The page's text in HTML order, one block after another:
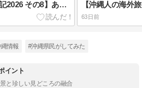
【沖縄人の海外旅行記2026 その8】あのお方と合流！
63日前
情報 #沖縄県民がしてみた
イント
と珍しい見どころの融合